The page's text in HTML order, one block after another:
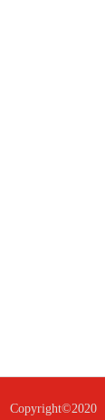
Copyright©2020